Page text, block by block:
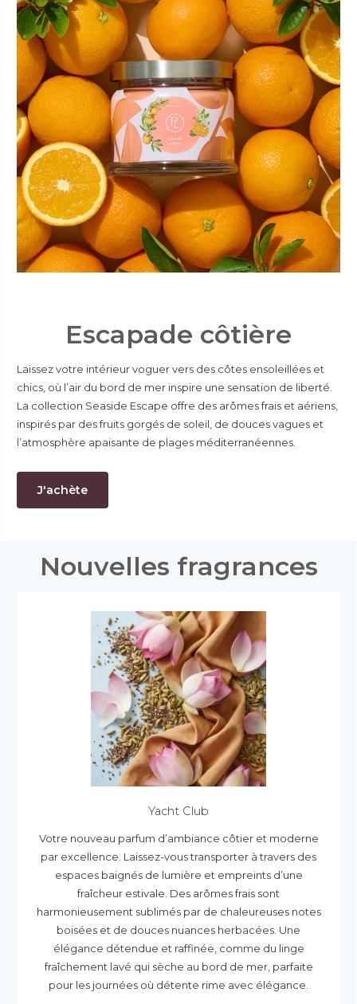
Escapade côtière
Laissez votre intérieur voguer vers des côtes ensoleillées et
chics, où l’air du bord de mer inspire une sensation de liberté.
La collection Seaside Escape offre des arômes frais et aériens,
inspirés par des fruits gorgés de soleil, de douces vagues et
l’atmosphère apaisante de plages méditerranéennes.
J'achète
Nouvelles fragrances
Yacht Club
Votre nouveau parfum d’ambiance côtier et moderne
par excellence. Laissez-vous transporter à travers des
espaces baignés de lumière et empreints d’une
fraîcheur estivale. Des arômes frais sont
harmonieusement sublimés par de chaleureuses notes
boisées et de douces nuances herbacées. Une
élégance détendue et raffinée, comme du linge
fraîchement lavé qui sèche au bord de mer, parfaite
pour les journées où détente rime avec élégance.